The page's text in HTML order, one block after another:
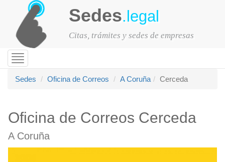
Sedes.legal
Citas, trámites y sedes de empresas
Toggle
navigation
Sedes
Oficina de Correos A Coruña Cerceda
Oficina de Correos Cerceda
A Coruña